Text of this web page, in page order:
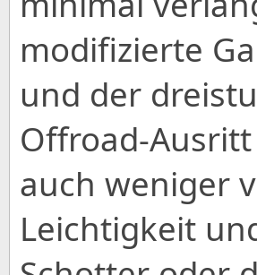
modifizierte
und der
Offroad-
auch weniger
Leichtigkeit